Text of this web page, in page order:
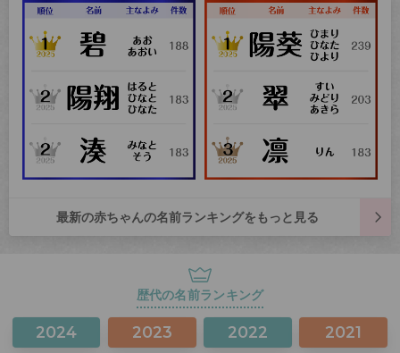
最新の赤ちゃんの名前ランキングをもっと見る
歴代の名前ランキング
2024 2023 2022 2021